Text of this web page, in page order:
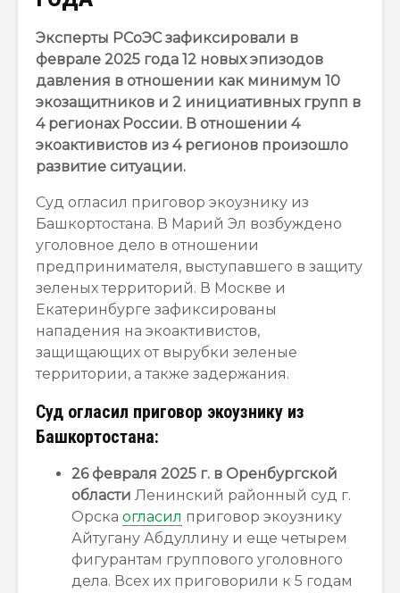
Эксперты РСоЭС зафиксировали в
феврале 2025 года 12 новых эпизодов
давления в отношении как минимум 10
экозащитников и 2 инициативных групп в
4 регионах России. В отношении 4
экоактивистов из 4 регионов произошло
развитие ситуации.
Суд огласил приговор экоузнику из
Башкортостана. В Марий Эл возбуждено
уголовное дело в отношении
предпринимателя, выступавшего в защиту
зеленых территорий. В Москве и
Екатеринбурге зафиксированы
нападения на экоактивистов,
защищающих от вырубки зеленые
территории, а также задержания.
Суд огласил приговор экоузнику из
Башкортостана:
26 февраля 2025 г. в Оренбургской
области Ленинский районный суд г.
Орска огласил приговор экоузнику
Айтугану Абдуллину и еще четырем
фигурантам группового уголовного
дела. Всех их приговорили к 5 годам